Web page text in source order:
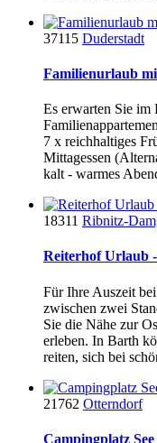
37115 Duderstadt
Familienurlaub
Es erwarten Sie im
7 x reichhaltiges
Mittagessen
kalt - warmes
18311 Ribnitz-
Reiterhof Urlaub -
Für Ihre Auszeit
zwischen zwei
Sie die Nähe zur
erleben. In Barth
reiten, sich bei
21762 Otterndorf
Campingplatz